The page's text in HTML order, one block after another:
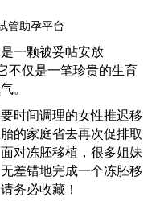
一颗被妥帖安放
不仅是一笔珍贵的生育
。
时间调理的女性推迟移
的家庭省去再次促排取
对冻胚移植，很多姐妹
差错地完成一个冻胚移
务必收藏！